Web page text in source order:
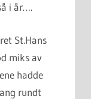
i år….
St.Hans
miks av
hadde
rundt